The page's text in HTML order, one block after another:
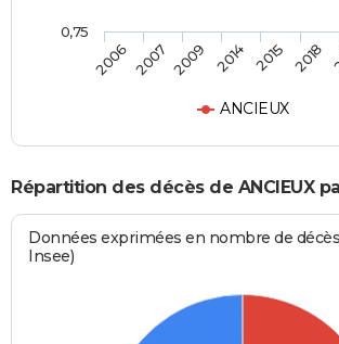
ANCIEUX
2006 2007 2009 2014 2015 2018
0,75
Répartition des décès de ANCIEUX
Données exprimées en nombre de
Insee)